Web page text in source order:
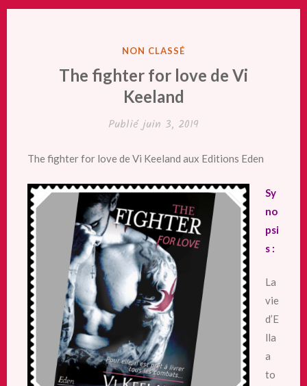
PUBLIÉ
NON CLASSÉ
The fighter for love de Vi
Keeland
Publié juin 3, 2019
The fighter for love de Vi Keeland aux Editions Eden
Sy
no
psi
s :
La
vie
d’E
lla
a
to